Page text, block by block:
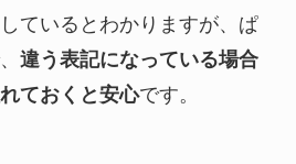
ているとわかりますが、ぱ
違う表記になっている場合
ておくと安心です。